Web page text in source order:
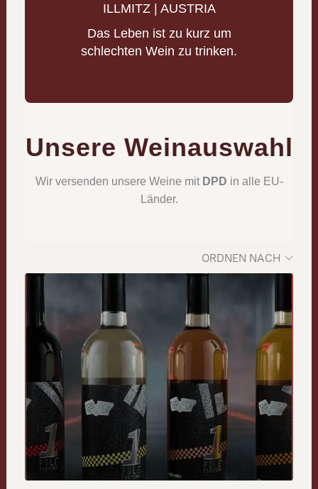
ILLMITZ | AUSTRIA
Das Leben ist zu kurz um
schlechten Wein zu trinken.
Unsere Weinauswahl
Wir versenden unsere Weine mit DPD in alle EU-
Länder.
ORDNEN NACH